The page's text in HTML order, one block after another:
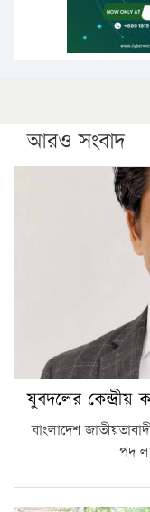
আরও সংবাদ
যুবদলের কেন্দ্রীয়
বাংলাদেশ
পদ